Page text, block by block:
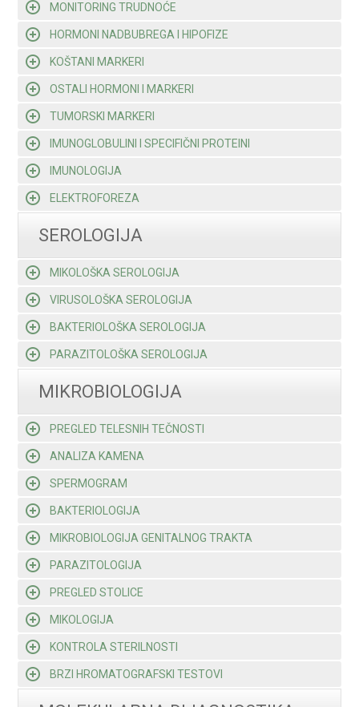
MONITORING TRUDNOĆE
HORMONI NADBUBREGA I HIPOFIZE
KOŠTANI MARKERI
OSTALI HORMONI I MARKERI
TUMORSKI MARKERI
IMUNOGLOBULINI I SPECIFIČNI PROTEINI
IMUNOLOGIJA
ELEKTROFOREZA
SEROLOGIJA
MIKOLOŠKA SEROLOGIJA
VIRUSOLOŠKA SEROLOGIJA
BAKTERIOLOŠKA SEROLOGIJA
PARAZITOLOŠKA SEROLOGIJA
MIKROBIOLOGIJA
PREGLED TELESNIH TEČNOSTI
ANALIZA KAMENA
SPERMOGRAM
BAKTERIOLOGIJA
MIKROBIOLOGIJA GENITALNOG TRAKTA
PARAZITOLOGIJA
PREGLED STOLICE
MIKOLOGIJA
KONTROLA STERILNOSTI
BRZI HROMATOGRAFSKI TESTOVI